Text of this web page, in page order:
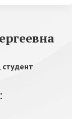
, студент